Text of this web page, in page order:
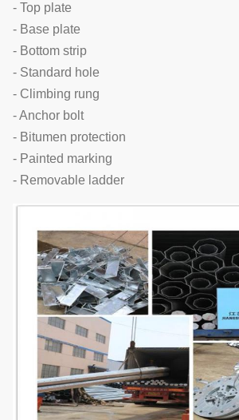
- Top plate
- Base plate
- Bottom strip
- Standard hole
- Climbing rung
- Anchor bolt
- Bitumen protection
- Painted marking
- Removable ladder